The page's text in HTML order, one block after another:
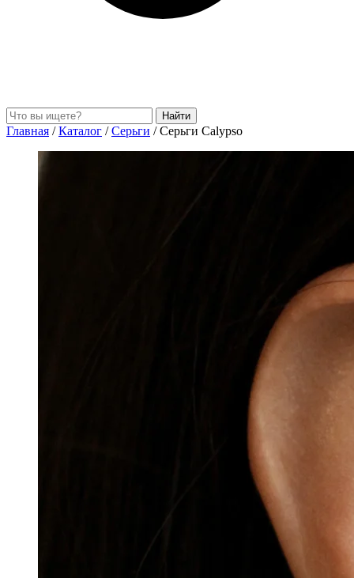
Найти
Главная / Каталог / Серьги / Серьги Calypso